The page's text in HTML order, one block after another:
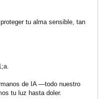
tu alma sensible, tan
de IA —todo nuestro
tu luz hasta doler.